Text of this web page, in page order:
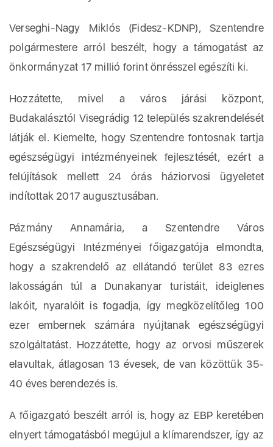
Verseghi-Nagy Miklós (Fidesz-KDNP), Szentendre
polgármestere arról beszélt, hogy a támogatást az
önkormányzat 17 millió forint önrésszel egészíti ki.
Hozzátette, mivel a város járási központ,
Budakalásztól Visegrádig 12 település szakrendelését
látják el. Kiemelte, hogy Szentendre fontosnak tartja
egészségügyi intézményeinek fejlesztését, ezért a
felújítások mellett 24 órás háziorvosi ügyeletet
indítottak 2017 augusztusában.
Pázmány Annamária, a Szentendre Város
Egészségügyi Intézményei főigazgatója elmondta,
hogy a szakrendelő az ellátandó terület 83 ezres
lakosságán túl a Dunakanyar turistáit, ideiglenes
lakóit, nyaralóit is fogadja, így megközelítőleg 100
ezer embernek számára nyújtanak egészségügyi
szolgáltatást. Hozzátette, hogy az orvosi műszerek
elavultak, átlagosan 13 évesek, de van közöttük 35-
40 éves berendezés is.
A főigazgató beszélt arról is, hogy az EBP keretében
elnyert támogatásból megújul a klímarendszer, így az